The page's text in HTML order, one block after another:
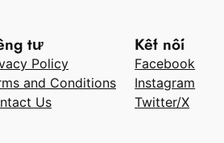
tư
Policy
and Conditions
Us
Kết nối
Facebook
Instagram
Twitter/X